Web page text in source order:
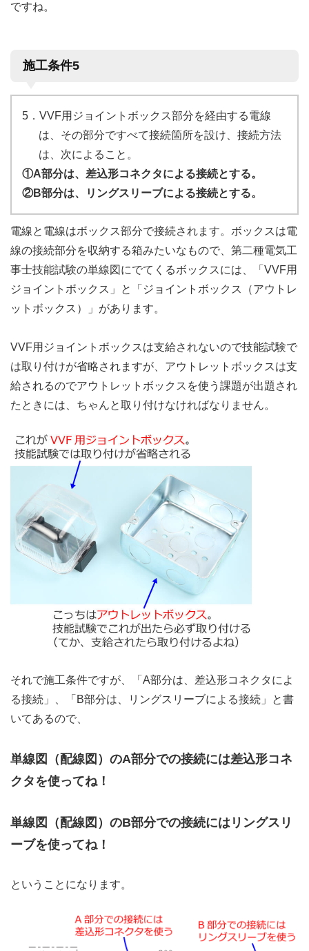
ですね。
施工条件5
5．VVF用ジョイントボックス部分を経由する電線
は、その部分ですべて接続箇所を設け、接続方法
は、次によること。
①A部分は、差込形コネクタによる接続とする。
②B部分は、リングスリーブによる接続とする。
電線と電線はボックス部分で接続されます。ボックスは電
線の接続部分を収納する箱みたいなもので、第二種電気工
事士技能試験の単線図にでてくるボックスには、「VVF用
ジョイントボックス」と「ジョイントボックス（アウトレ
ットボックス）」があります。
VVF用ジョイントボックスは支給されないので技能試験で
は取り付けが省略されますが、アウトレットボックスは支
給されるのでアウトレットボックスを使う課題が出題され
たときには、ちゃんと取り付けなければなりません。
それで施工条件ですが、「A部分は、差込形コネクタによ
る接続」、「B部分は、リングスリーブによる接続」と書
いてあるので、
単線図（配線図）のA部分での接続には差込形コネ
クタを使ってね！
単線図（配線図）のB部分での接続にはリングスリ
ーブを使ってね！
ということになります。